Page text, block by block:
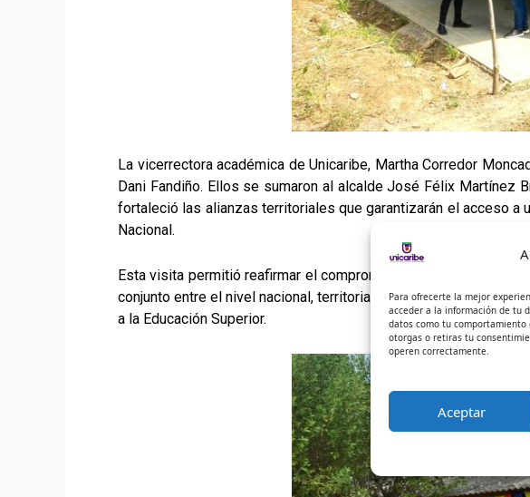
Para ofrecerte la mejor
acceder a la información de tu
datos como tu comportamiento
otorgas o retiras tu
operen correctamente.
Aceptar
La vicerrectora académica de Unicaribe, Martha Corredor
Dani Fandiño. Ellos se sumaron al alcalde José Félix Martínez
fortaleció las alianzas territoriales que garantizarán el acceso
Nacional.
Esta visita permitió reafirmar el compromiso de la Institución
conjunto entre el nivel nacional, territorial y local en beneficio
a la Educación Superior.